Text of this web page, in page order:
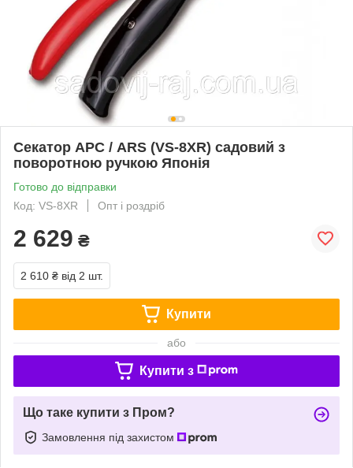
Секатор АРС / ARS (VS-8XR) садовий з
поворотною ручкою Японія
Готово до відправки
Код: VS-8XR
Опт і роздріб
2 629 ₴
2 610 ₴ від 2 шт.
Купити
або
Купити з
Що таке купити з Пром?
Замовлення під захистом